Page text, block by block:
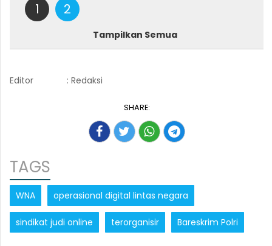
1 2
Tampilkan Semua
Editor : Redaksi
SHARE:
TAGS
WNA operasional digital lintas negara
sindikat judi online terorganisir Bareskrim Polri